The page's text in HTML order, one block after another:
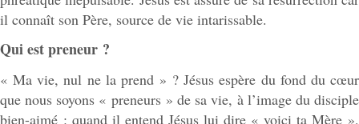
il connaît son Père, source de vie intarissable.
Qui est preneur ?
« Ma vie, nul ne la prend » ? Jésus espère du fond du cœur
que nous soyons « preneurs » de sa vie, à l’image du disciple
bien-aimé : quand il entend Jésus lui dire « voici ta Mère »,